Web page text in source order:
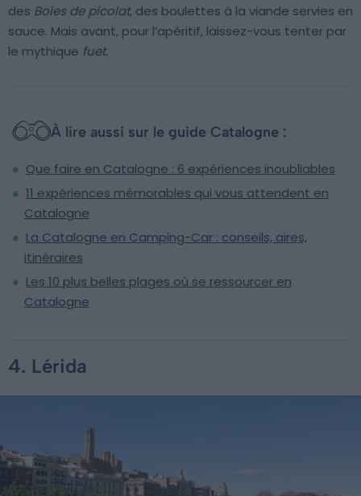
des Boles de picolat, des boulettes à la viande servies en
sauce. Mais avant, pour l’apéritif, laissez-vous tenter par
le mythique fuet.
À lire aussi sur le guide Catalogne :
Que faire en Catalogne : 6 expériences inoubliables
11 expériences mémorables qui vous attendent en
Catalogne
La Catalogne en Camping-Car : conseils, aires,
itinéraires
Les 10 plus belles plages où se ressourcer en
Catalogne
4. Lérida